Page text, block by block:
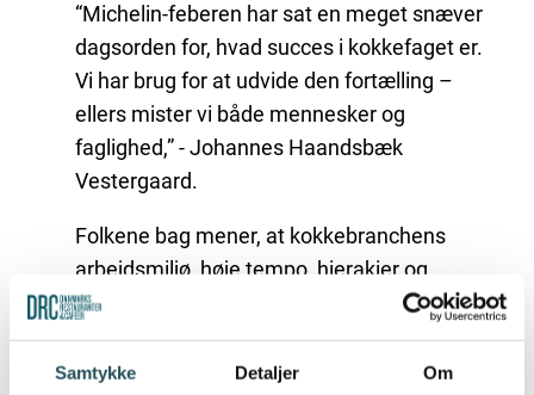
Samtykke Detaljer Om
“Michelin-feberen har sat en meget snæver
dagsorden for, hvad succes i kokkefaget er.
Vi har brug for at udvide den fortælling –
ellers mister vi både mennesker og
faglighed,” - Johannes Haandsbæk
Vestergaard.
Folkene bag mener, at kokkebranchens
arbejdsmiljø, høje tempo, hierakier og
lange arbejdsdage får mange unge til at
vælge faget fra. Derfor ønsker de at skabe
en ny vej ind i faget og vise, at høj kvalitet